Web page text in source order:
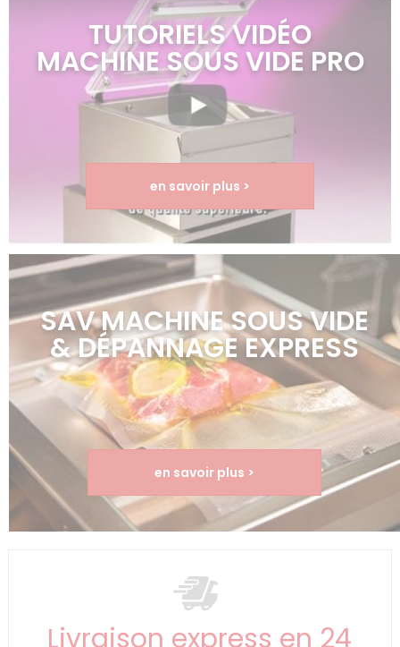
TUTORIELS VIDÉO
MACHINE SOUS VIDE PRO
en savoir plus >
SAV MACHINE SOUS VIDE
& DÉPANNAGE EXPRESS
en savoir plus >
Livraison express en 24